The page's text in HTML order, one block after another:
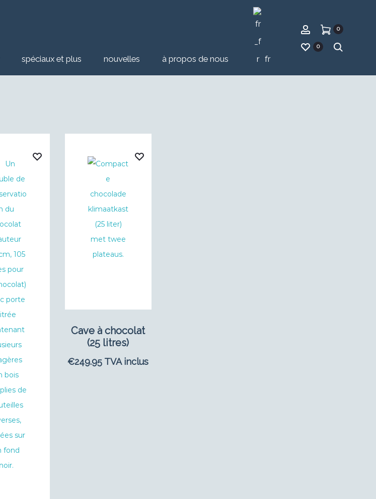
spéciaux et plus nouvelles à propos de nous fr
compte
0
0
Cave à chocolat
(25 litres)
€249.95 TVA inclus